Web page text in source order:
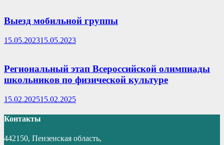
Выезд мобильной группы
15.05.202315.05.2023
Региональный этап Всероссийской олимпиады
школьников по физической культуре
15.02.202515.02.2025
Контакты
442150, Пензенская область,